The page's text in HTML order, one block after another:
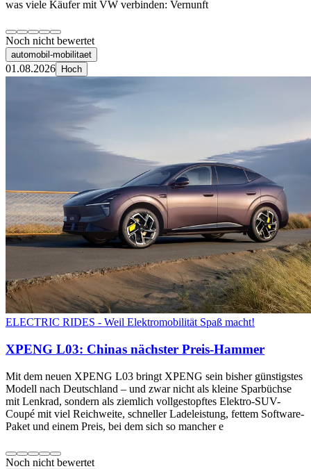
was viele Käufer mit VW verbinden: Vernunft
Noch nicht bewertet
automobil-mobilitaet
01.08.2026 Hoch
ELECTRIC RIDES - Weil Elektromobilität Spaß macht!
XPENG L03: Chinas nächster Preis-Hammer
Mit dem neuen XPENG L03 bringt XPENG sein bisher günstigstes
Modell nach Deutschland – und zwar nicht als kleine Sparbüchse
mit Lenkrad, sondern als ziemlich vollgestopftes Elektro-SUV-
Coupé mit viel Reichweite, schneller Ladeleistung, fettem Software-
Paket und einem Preis, bei dem sich so mancher e
Noch nicht bewertet